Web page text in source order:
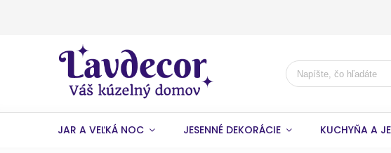
JAR A VEĽKÁ NOC JESENNÉ DEKORÁCIE KUCHYŇA A